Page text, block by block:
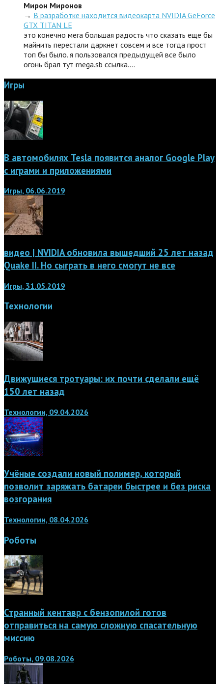
Мирон Миронов
→ В разработке находится видеокарта NVIDIA GeForce
GTX TITAN LE
это конечно мега большая радость что сказать еще бы
майнить перестали даркнет совсем и все тогда прост
топ бы было. я пользовался предыдущей все было
огонь брал тут rnega.sb ссылка.…
Игры
В автомобилях Tesla появится аналог Google Play
с играми и приложениями
Игры, 06.06.2019
видео | NVIDIA обновила вышедший 25 лет назад
Quake II. Но сыграть в него смогут не все
Игры, 31.05.2019
Технологии
Движущиеся тротуары: их почти сделали ещё
150 лет назад
Технологии, 09.04.2026
Учёные создали новый полимер, который
позволит заряжать батареи быстрее и без риска
возгорания
Технологии, 08.04.2026
Роботы
Странный кентавр с бензопилой готов
отправиться на самую сложную спасательную
миссию
Роботы, 09.08.2026